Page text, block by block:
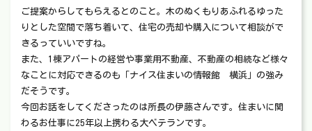
ご提案からしてもらえるとのこと。木のぬくもりあふれるゆった
りとした空間で落ち着いて、住宅の売却や購入について相談がで
きるっていいですね。
また、1棟アパートの経営や事業用不動産、不動産の相続など様々
なことに対応できるのも「ナイス住まいの情報館 横浜」の強み
だそうです。
今回お話をしてくださったのは所長の伊藤さんです。住まいに関
わるお仕事に25年以上携わる大ベテランです。